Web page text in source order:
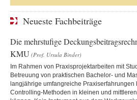
Neueste Fachbeiträge
Die mehrstufige
KMU (Prof. Ursula Binder)
Im Rahmen von Praxisprojektarbeiten mit
Betreuung von praktischen Bachelor- und
langjährige umfangreiche Praxiserfahrungen
Controlling-Methoden in kleinen und